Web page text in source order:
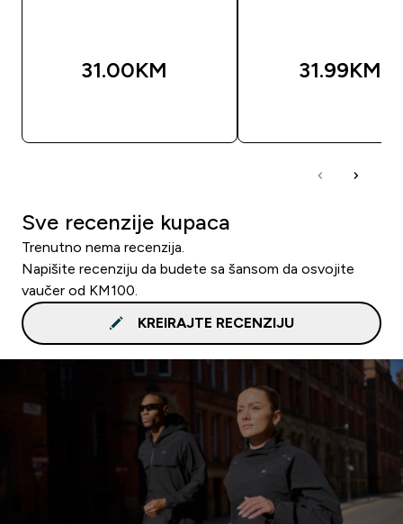
31.00KM‎ 31.99KM‎
Sve recenzije kupaca
Trenutno nema recenzija.
Napišite recenziju da budete sa šansom da osvojite
vaučer od KM100.
KREIRAJTE RECENZIJU